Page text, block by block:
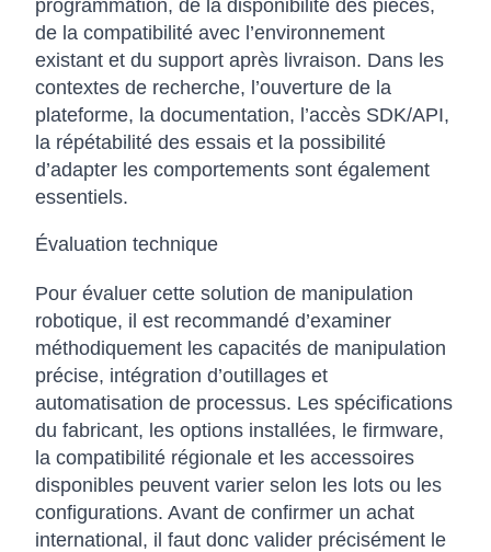
programmation, de la disponibilité des pièces,
de la compatibilité avec l’environnement
existant et du support après livraison. Dans les
contextes de recherche, l’ouverture de la
plateforme, la documentation, l’accès SDK/API,
la répétabilité des essais et la possibilité
d’adapter les comportements sont également
essentiels.
Évaluation technique
Pour évaluer cette solution de manipulation
robotique, il est recommandé d’examiner
méthodiquement les capacités de manipulation
précise, intégration d’outillages et
automatisation de processus. Les spécifications
du fabricant, les options installées, le firmware,
la compatibilité régionale et les accessoires
disponibles peuvent varier selon les lots ou les
configurations. Avant de confirmer un achat
international, il faut donc valider précisément le